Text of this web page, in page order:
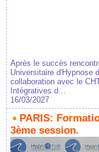
Après le succès
Universitaire d'Hypnose
collaboration avec le
Intégratives d...
16/03/2027
PARIS:
3ème session.